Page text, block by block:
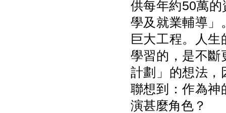
供每年約50萬
學及就業輔導」
巨大工程。人
學習的，是不斷
計劃」的想法，
聯想到：作為神
演甚麼角色？